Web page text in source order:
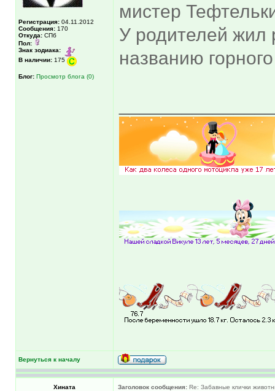
Регистрация: 04.11.2012
Сообщения: 170
Откуда: СПб
Пол:
Знак зодиака:
В наличии: 175
Блог: Просмотр блога (0)
мистер
У родителей жил
названию
Вернуться к началу
Хината Заголовок сообщения: Re: Забавные клички